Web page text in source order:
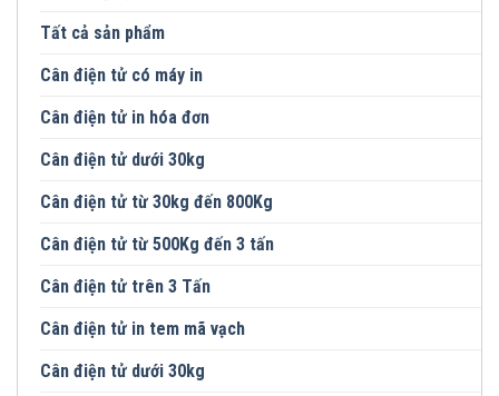
Tất cả sản phẩm
Cân điện tử có máy in
Cân điện tử in hóa đơn
Cân điện tử dưới 30kg
Cân điện tử từ 30kg đến 800Kg
Cân điện tử từ 500Kg đến 3 tấn
Cân điện tử trên 3 Tấn
Cân điện tử in tem mã vạch
Cân điện tử dưới 30kg